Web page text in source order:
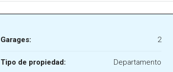
Garages: 2
Tipo de propiedad: Departamento